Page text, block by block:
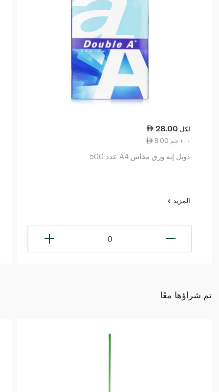
28.00 لكل
8.00 ١٠٠ جم
دوبل إيه ورق مقاس A4 عدد 500
المزيد
0
تم شراؤها معًا